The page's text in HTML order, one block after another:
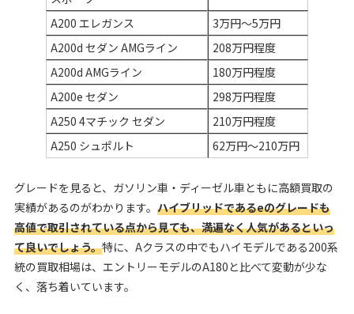
A200 エレガンス
3万円～5万円
A200d セダン AMGライン
208万円程度
A200d AMGライン
180万円程度
A200e セダン
298万円程度
A250 4マチック セダン
210万円程度
A250 シュポルト
62万円～210万円
グレードを見ると、ガソリン車・ディーゼル車ともに高額買取の
実績があるのがわかります。 ハイブリッドであるeのグレードも
高値で取引されている点から見ても、満遍なく人気があるといっ
て良いでしょう。特に、Aクラスの中でもハイモデルである200系
統の買取相場は、エントリーモデルのA180と比べて変動が少な
く、落ち着いています。